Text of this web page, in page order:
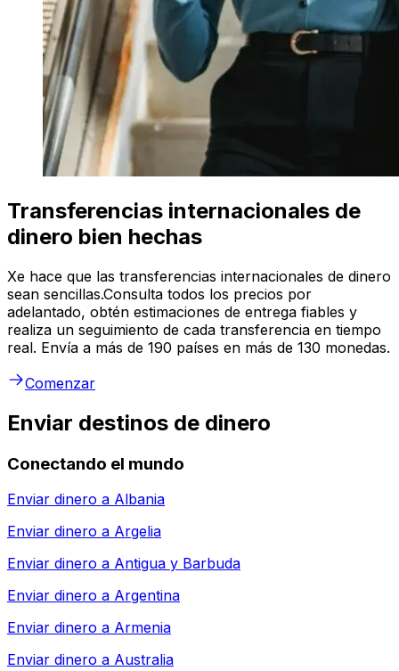
Transferencias internacionales de
dinero bien hechas
Xe hace que las transferencias internacionales de dinero
sean sencillas.Consulta todos los precios por
adelantado, obtén estimaciones de entrega fiables y
realiza un seguimiento de cada transferencia en tiempo
real. Envía a más de 190 países en más de 130 monedas.
Comenzar
Enviar destinos de dinero
Conectando el mundo
Enviar dinero a Albania
Enviar dinero a Argelia
Enviar dinero a Antigua y Barbuda
Enviar dinero a Argentina
Enviar dinero a Armenia
Enviar dinero a Australia